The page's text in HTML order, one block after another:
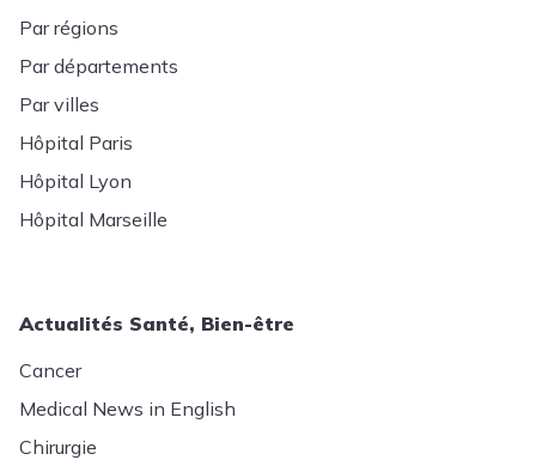
Par régions
Par départements
Par villes
Hôpital Paris
Hôpital Lyon
Hôpital Marseille
Actualités Santé, Bien-être
Cancer
Medical News in English
Chirurgie